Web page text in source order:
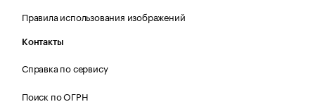
Правила использования изображений
Контакты
Справка по сервису
Поиск по ОГРН